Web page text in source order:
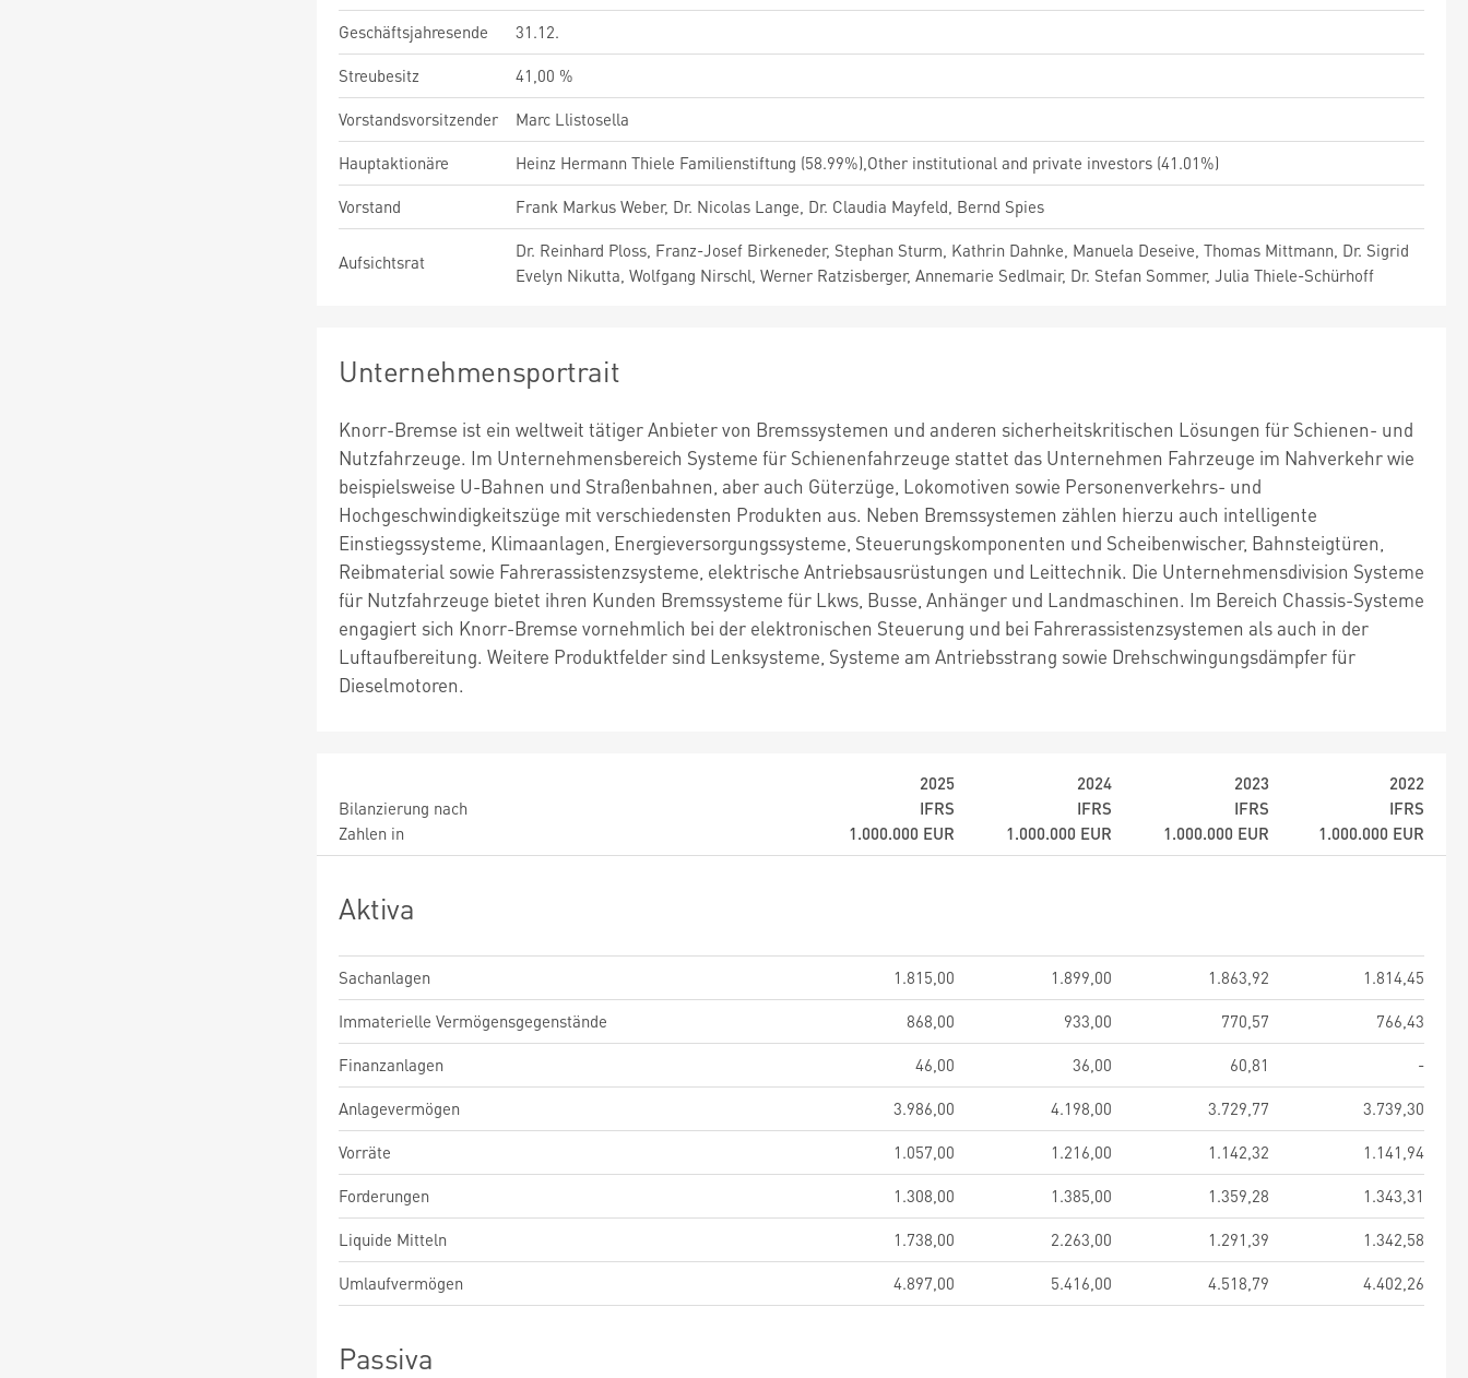
Geschäftsjahresende
31.12.
Streubesitz
41,00 %
Vorstandsvorsitzender
Marc Llistosella
Hauptaktionäre
Heinz Hermann Thiele Familienstiftung (58.99%),Other institutional and private investors (41.01%)
Vorstand
Frank Markus Weber, Dr. Nicolas Lange, Dr. Claudia Mayfeld, Bernd Spies
Aufsichtsrat
Dr. Reinhard Ploss, Franz-Josef Birkeneder, Stephan Sturm, Kathrin Dahnke, Manuela Deseive, Thomas Mittmann, Dr. Sigrid
Evelyn Nikutta, Wolfgang Nirschl, Werner Ratzisberger, Annemarie Sedlmair, Dr. Stefan Sommer, Julia Thiele-Schürhoff
Unternehmensportrait
Knorr-Bremse ist ein weltweit tätiger Anbieter von Bremssystemen und anderen sicherheitskritischen Lösungen für Schienen- und
Nutzfahrzeuge. Im Unternehmensbereich Systeme für Schienenfahrzeuge stattet das Unternehmen Fahrzeuge im Nahverkehr wie
beispielsweise U-Bahnen und Straßenbahnen, aber auch Güterzüge, Lokomotiven sowie Personenverkehrs- und
Hochgeschwindigkeitszüge mit verschiedensten Produkten aus. Neben Bremssystemen zählen hierzu auch intelligente
Einstiegssysteme, Klimaanlagen, Energieversorgungssysteme, Steuerungskomponenten und Scheibenwischer, Bahnsteigtüren,
Reibmaterial sowie Fahrerassistenzsysteme, elektrische Antriebsausrüstungen und Leittechnik. Die Unternehmensdivision Systeme
für Nutzfahrzeuge bietet ihren Kunden Bremssysteme für Lkws, Busse, Anhänger und Landmaschinen. Im Bereich Chassis-Systeme
engagiert sich Knorr-Bremse vornehmlich bei der elektronischen Steuerung und bei Fahrerassistenzsystemen als auch in der
Luftaufbereitung. Weitere Produktfelder sind Lenksysteme, Systeme am Antriebsstrang sowie Drehschwingungsdämpfer für
Dieselmotoren.
Bilanzierung nach
Zahlen in
2025
IFRS
1.000.000 EUR
2024
IFRS
1.000.000 EUR
2023
IFRS
1.000.000 EUR
2022
IFRS
1.000.000 EUR
Aktiva
Sachanlagen 1.815,00 1.899,00 1.863,92
1.814,45
Immaterielle Vermögensgegenstände
868,00 933,00 770,57
766,43
Finanzanlagen
46,00 36,00 60,81
-
Anlagevermögen
3.986,00 4.198,00 3.729,77
3.739,30
Vorräte
1.057,00 1.216,00 1.142,32
1.141,94
Forderungen
1.308,00 1.385,00 1.359,28
1.343,31
Liquide Mitteln
1.738,00 2.263,00 1.291,39
1.342,58
Umlaufvermögen
4.897,00 5.416,00 4.518,79 4.402,26
Passiva